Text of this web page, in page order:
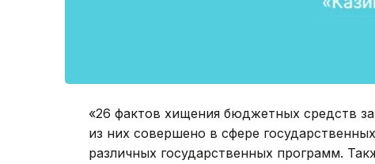
«26 фактов хищения бюджетных средств
из них совершено в сфере
различных государственных программ.